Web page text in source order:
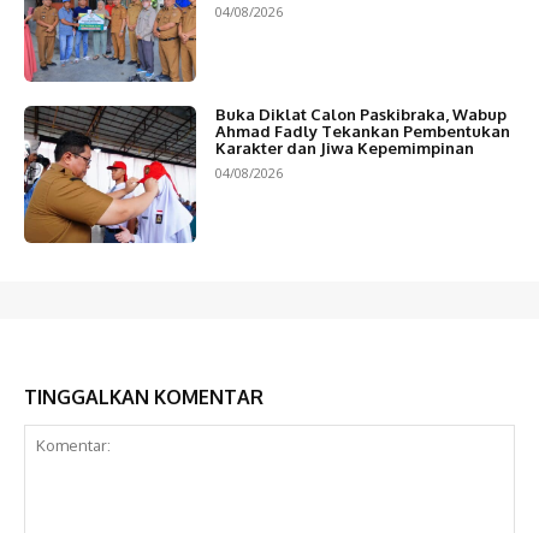
04/08/2026
Buka Diklat Calon Paskibraka, Wabup
Ahmad Fadly Tekankan Pembentukan
Karakter dan Jiwa Kepemimpinan
04/08/2026
TINGGALKAN KOMENTAR